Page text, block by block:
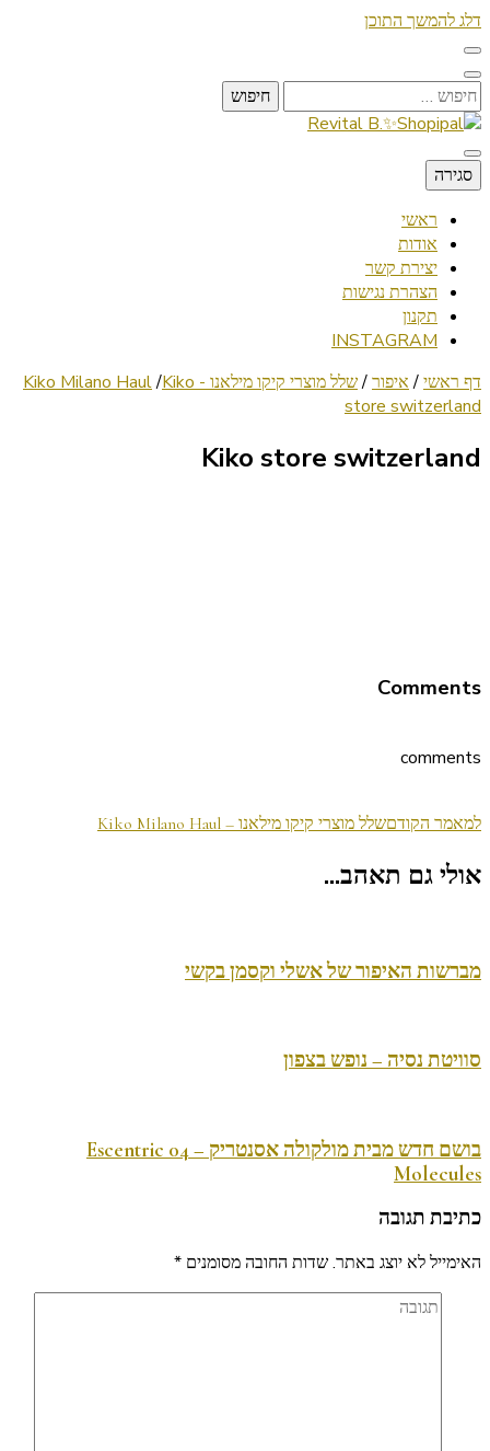
דלג להמשך התוכן
חיפוש:
Revital B.✨Shopipal
Lifestyle ✦ Beauty ✦ Vegan ✦ Travel
סגירה
ראשי
אודות
יצירת קשר
הצהרת נגישות
תקנון
INSTAGRAM
דף ראשי/ איפור/שלל מוצרי קיקו מילאנו - Kiko Milano Haul /Kiko
store switzerland
Kiko store switzerland
Comments
comments
ניווט
בפוסטים
למאמר הקודםשלל מוצרי קיקו מילאנו – Kiko Milano Haul
אולי גם תאהב...
מברשות האיפור של אשלי וקסמן בקשי
סוויטת נסיה – נופש בצפון
בושם חדש מבית מולקולה אסנטריק – 04 Escentric
Molecules
כתיבת תגובה
האימייל לא יוצג באתר.שדות החובה מסומנים *